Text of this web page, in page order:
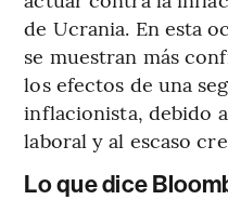
de Ucrania. En esta
se muestran más
los efectos de una
inflacionista, debido
laboral y al escaso
Lo que dice